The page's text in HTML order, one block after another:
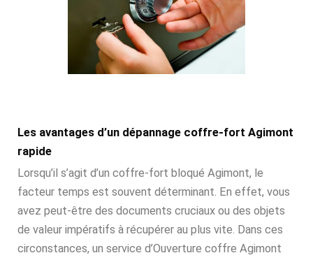
Les avantages d’un dépannage coffre-fort Agimont
rapide
Lorsqu’il s’agit d’un coffre-fort bloqué Agimont, le
facteur temps est souvent déterminant. En effet, vous
avez peut-être des documents cruciaux ou des objets
de valeur impératifs à récupérer au plus vite. Dans ces
circonstances, un service d’Ouverture coffre Agimont